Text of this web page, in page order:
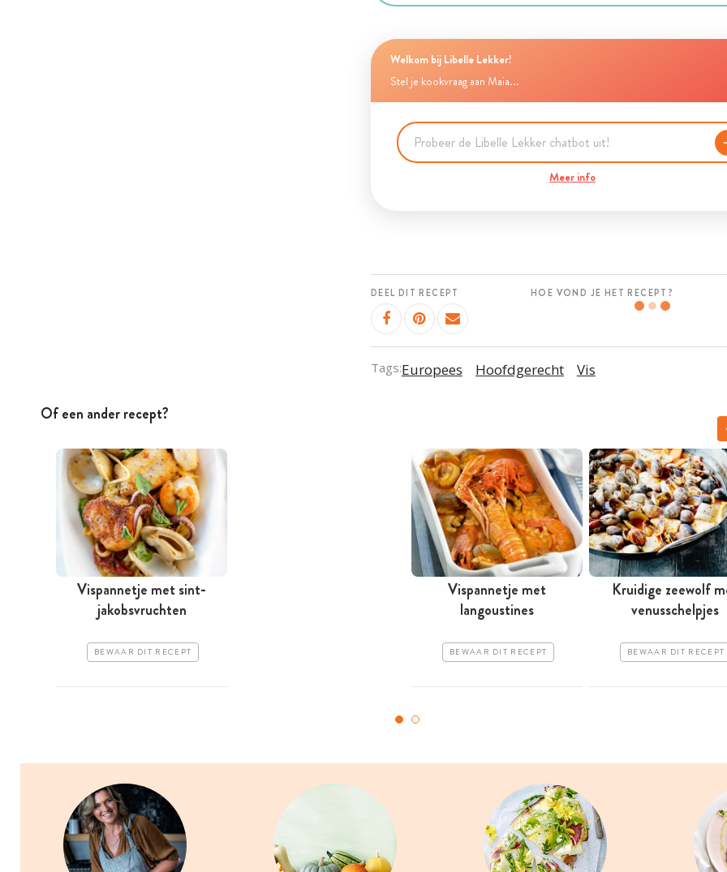
Welkom bij Libelle Lekker!
Stel je kookvraag aan Maia...
Meer info
DEEL DIT RECEPT HOE VOND JE HET RECEPT?
Tags:Europees Hoofdgerecht Vis
Of een ander recept?
Vispannetje met sint-
jakobsvruchten
BEWAAR DIT RECEPT
Vispannetje met
langoustines
BEWAAR DIT RECEPT
Kruidige zeewolf
venusschelpjes
BEWAAR DIT RECEPT